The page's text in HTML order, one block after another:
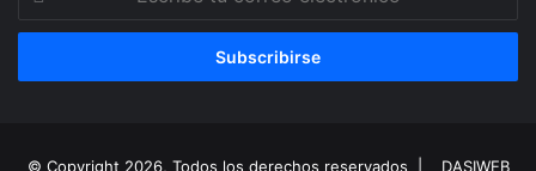
correo
© Copyright 2026, Todos los derechos reservados | DASIWEB